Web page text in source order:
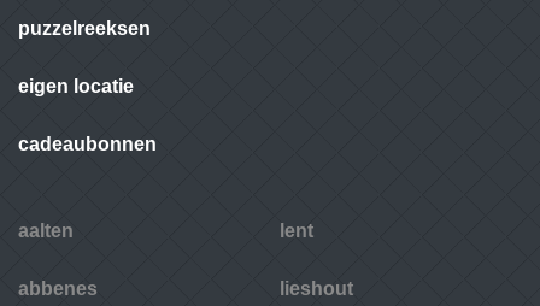
puzzelreeksen
eigen locatie
cadeaubonnen
aalten
abbenes
lent
lieshout